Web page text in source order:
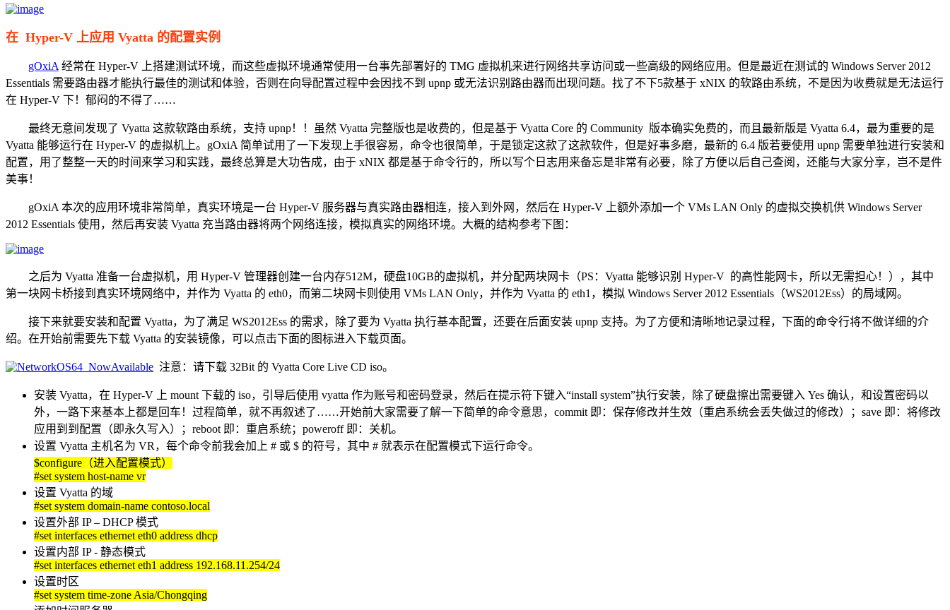
在 Hyper-V 上应用 Vyatta 的配置实例
gOxiA经常在 Hyper-V 上搭建测试环境，而这些虚拟环境通常使用一台事先部署好的 TMG 虚拟机来进行网络共享访问或一些高级的网络应用。但是最近在测试的 Windows Server 2012
Essentials 需要路由器才能执行最佳的测试和体验，否则在向导配置过程中会因找不到 upnp 或无法识别路由器而出现问题。找了不下5款基于 xNIX 的软路由系统，不是因为收费就是无法运行
在 Hyper-V 下！郁闷的不得了……
最终无意间发现了 Vyatta 这款软路由系统，支持 upnp！！虽然 Vyatta 完整版也是收费的，但是基于 Vyatta Core 的 Community 版本确实免费的，而且最新版是 Vyatta 6.4，最为重要的是
Vyatta 能够运行在 Hyper-V 的虚拟机上。gOxiA 简单试用了一下发现上手很容易，命令也很简单，于是锁定这款了这款软件，但是好事多磨，最新的 6.4 版若要使用 upnp 需要单独进行安装和
配置，用了整整一天的时间来学习和实践，最终总算是大功告成，由于 xNIX 都是基于命令行的，所以写个日志用来备忘是非常有必要，除了方便以后自己查阅，还能与大家分享，岂不是件
美事！
gOxiA 本次的应用环境非常简单，真实环境是一台 Hyper-V 服务器与真实路由器相连，接入到外网，然后在 Hyper-V 上额外添加一个 VMs LAN Only 的虚拟交换机供 Windows Server
2012 Essentials 使用，然后再安装 Vyatta 充当路由器将两个网络连接，模拟真实的网络环境。大概的结构参考下图：
之后为 Vyatta 准备一台虚拟机，用 Hyper-V 管理器创建一台内存512M，硬盘10GB的虚拟机，并分配两块网卡（PS：Vyatta 能够识别 Hyper-V 的高性能网卡，所以无需担心！），其中
第一块网卡桥接到真实环境网络中，并作为 Vyatta 的 eth0，而第二块网卡则使用 VMs LAN Only，并作为 Vyatta 的 eth1，模拟 Windows Server 2012 Essentials（WS2012Ess）的局域网。
接下来就要安装和配置 Vyatta，为了满足 WS2012Ess 的需求，除了要为 Vyatta 执行基本配置，还要在后面安装 upnp 支持。为了方便和清晰地记录过程，下面的命令行将不做详细的介
绍。在开始前需要先下载 Vyatta 的安装镜像，可以点击下面的图标进入下载页面。
注意：请下载 32Bit 的 Vyatta Core Live CD iso。
安装 Vyatta，在 Hyper-V 上 mount 下载的 iso，引导后使用 vyatta 作为账号和密码登录，然后在提示符下键入“install system”执行安装，除了硬盘擦出需要键入 Yes 确认，和设置密码以
外，一路下来基本上都是回车！过程简单，就不再叙述了……开始前大家需要了解一下简单的命令意思，commit 即：保存修改并生效（重启系统会丢失做过的修改）；save 即：将修改
应用到到配置（即永久写入）；reboot 即：重启系统；poweroff 即：关机。
设置 Vyatta 主机名为 VR，每个命令前我会加上 # 或 $ 的符号，其中 # 就表示在配置模式下运行命令。
$configure（进入配置模式）
#set system host-name vr
设置 Vyatta 的域
#set system domain-name contoso.local
设置外部 IP – DHCP 模式
#set interfaces ethernet eth0 address dhcp
设置内部 IP - 静态模式
#set interfaces ethernet eth1 address 192.168.11.254/24
设置时区
#set system time-zone Asia/Chongqing